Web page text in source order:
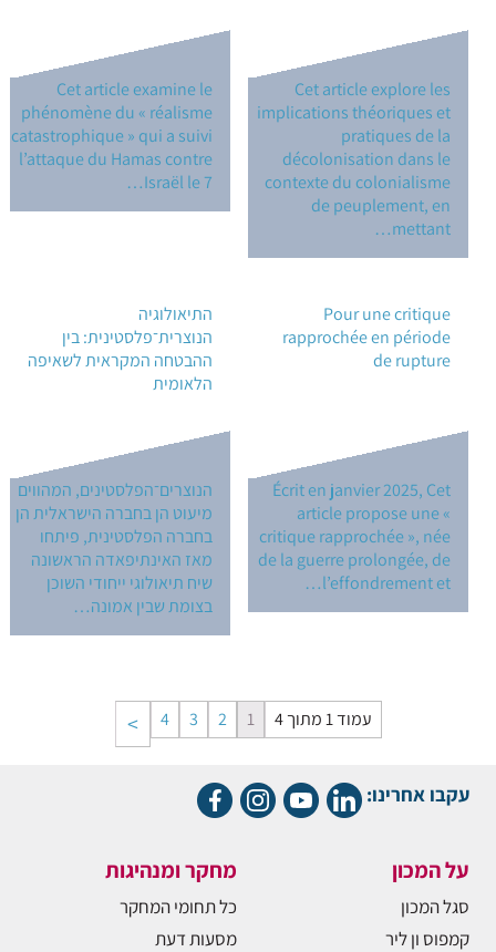
Cet article explore les
implications théoriques et
pratiques de la
décolonisation dans le
contexte du colonialisme
de peuplement, en
mettant…
Cet article examine le
phénomène du « réalisme
catastrophique » qui a suivi
l’attaque du Hamas contre
Israël le 7…
Pour une critique
rapprochée en période
de rupture
Écrit en janvier 2025, Cet
article propose une «
critique rapprochée », née
de la guerre prolongée, de
l’effondrement et…
התיאולוגיה
הנוצרית־פלסטינית: בין
ההבטחה המקראית לשאיפה
הלאומית
הנוצרים־הפלסטינים, המהווים
מיעוט הן בחברה הישראלית הן
בחברה הפלסטינית, פיתחו
מאז האינתיפאדה הראשונה
שיח תיאולוגי ייחודי השוכן
בצומת שבין אמונה…
עמוד 1 מתוך 4 1
2
3
4
עקבו אחרינו:
על המכון
סגל המכון
קמפוס ון ליר
מחקר ומנהיגות
כל תחומי המחקר
מסעות דעת